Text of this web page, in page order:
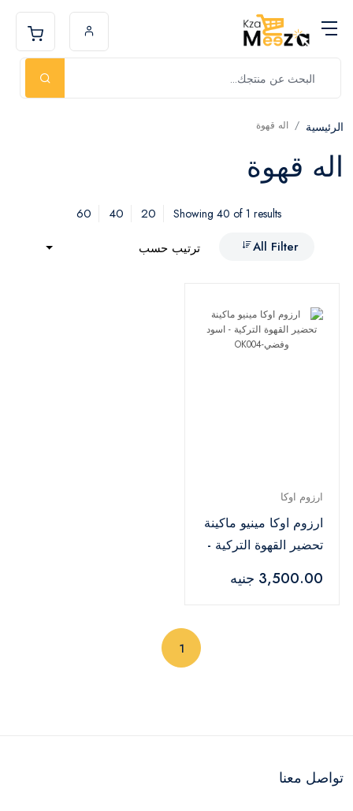
الرئيسية اله قهوة
اله قهوة
Showing 40 of 1 results
20
40
60
All Filter
ترتيب حسب
ارزوم اوكا
ارزوم اوكا مينيو ماكينة
تحضير القهوة التركية -
3,500.00 جنيه
1
تواصل معنا